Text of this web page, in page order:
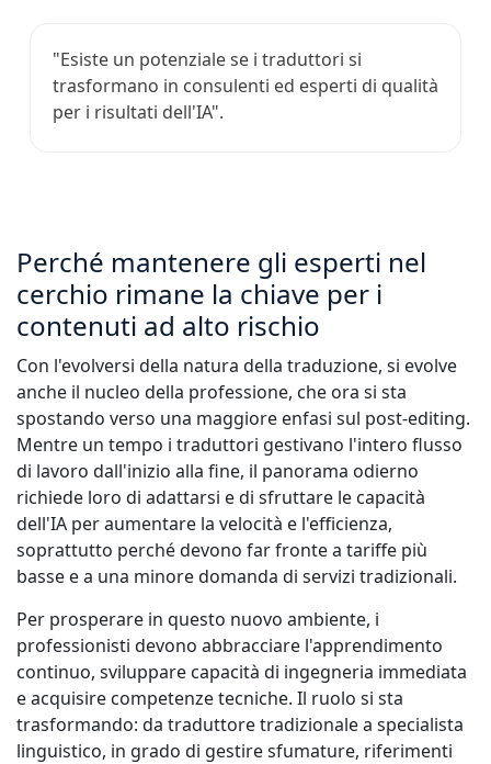
"Esiste un potenziale se i traduttori si
trasformano in consulenti ed esperti di qualità
per i risultati dell'IA".
Perché mantenere gli esperti nel
cerchio rimane la chiave per i
contenuti ad alto rischio
Con l'evolversi della natura della traduzione, si evolve
anche il nucleo della professione, che ora si sta
spostando verso una maggiore enfasi sul post-editing.
Mentre un tempo i traduttori gestivano l'intero flusso
di lavoro dall'inizio alla fine, il panorama odierno
richiede loro di adattarsi e di sfruttare le capacità
dell'IA per aumentare la velocità e l'efficienza,
soprattutto perché devono far fronte a tariffe più
basse e a una minore domanda di servizi tradizionali.
Per prosperare in questo nuovo ambiente, i
professionisti devono abbracciare l'apprendimento
continuo, sviluppare capacità di ingegneria immediata
e acquisire competenze tecniche. Il ruolo si sta
trasformando: da traduttore tradizionale a specialista
linguistico, in grado di gestire sfumature, riferimenti